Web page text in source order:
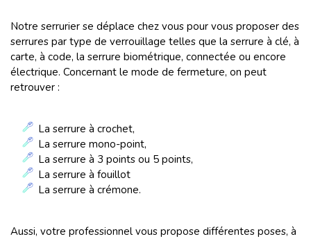
Notre serrurier se déplace chez vous pour vous proposer des
serrures par type de verrouillage telles que la serrure à clé, à
carte, à code, la serrure biométrique, connectée ou encore
électrique. Concernant le mode de fermeture, on peut
retrouver :
La serrure à crochet,
La serrure mono-point,
La serrure à 3 points ou 5 points,
La serrure à fouillot
La serrure à crémone.
Aussi, votre professionnel vous propose différentes poses, à